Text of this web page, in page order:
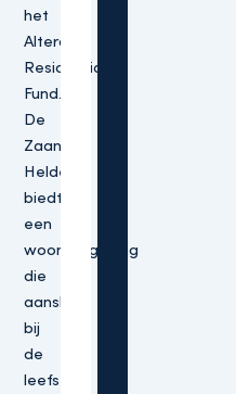
het
Altera
Residential
Fund.
De
Zaanse
Helden
biedt
een
woonomgeving
die
aansluit
bij
de
leefstijl